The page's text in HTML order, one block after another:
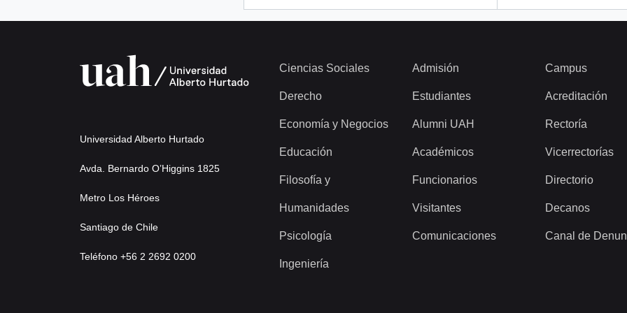
Universidad Alberto Hurtado
Avda. Bernardo O’Higgins 1825
Metro Los Héroes
Santiago de Chile
Teléfono +56 2 2692 0200
Ciencias Sociales
Derecho
Economía y Negocios
Educación
Filosofía y
Humanidades
Psicología
Ingeniería
Admisión
Estudiantes
Alumni UAH
Académicos
Funcionarios
Visitantes
Comunicaciones
Campus
Acreditación
Rectoría
Vicerrectorías
Directorio
Decanos
Canal de